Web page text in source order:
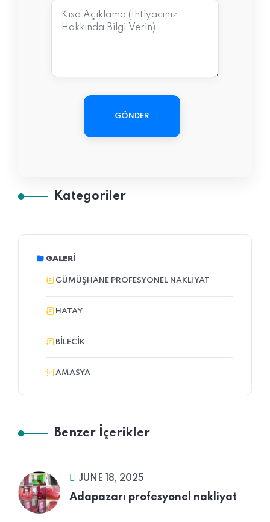
GÖNDER
Kategoriler
GALERI
GÜMÜŞHANE PROFESYONEL NAKLIYAT
HATAY
BILECIK
AMASYA
Benzer İçerikler
JUNE 18, 2025
Adapazarı profesyonel nakliyat